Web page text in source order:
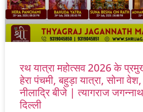
रथ यात्रा महोत्सव 2026 के
हेरा पंचमी, बहुड़ा यात्रा, सोना
नीलाद्रि बीजे | त्यागराज
दिल्ली